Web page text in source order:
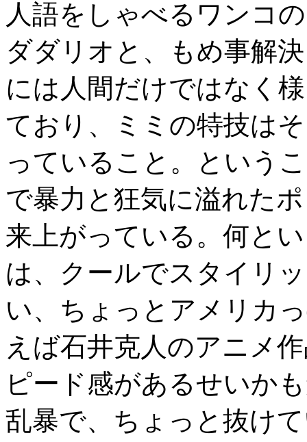
人語をしゃべるワンコ
ダダリオと、もめ事解
には人間だけではなく
ており、ミミの特技は
っていること。という
で暴力と狂気に溢れた
来上がっている。何と
は、クールでスタイリ
い、ちょっとアメリカ
えば石井克人のアニメ
ピード感があるせいか
乱暴で、ちょっと抜け